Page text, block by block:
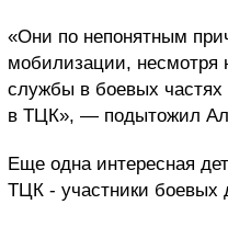
«Они по непонятным
мобилизации, несмотря
службы в боевых частях
в ТЦК», — подытожил
Еще одна интересная
ТЦК - участники боевых